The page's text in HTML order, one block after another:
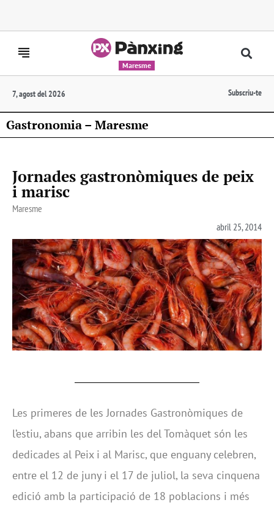
Maresme
7, agost del 2026 Subscriu-te
Gastronomia – Maresme
Jornades gastronòmiques de peix
i marisc
Maresme
abril 25, 2014
Les primeres de les Jornades Gastronòmiques de
l’estiu, abans que arribin les del Tomàquet són les
dedicades al Peix i al Marisc, que enguany celebren,
entre el 12 de juny i el 17 de juliol, la seva cinquena
edició amb la participació de 18 poblacions i més